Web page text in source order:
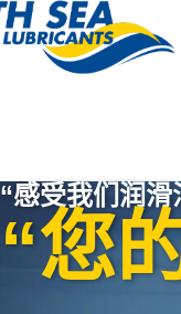
“感受我们润
“您